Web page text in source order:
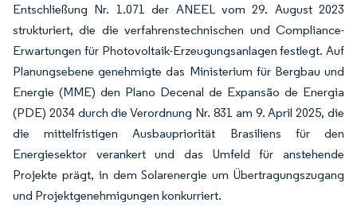
Entschließung Nr. 1.071 der ANEEL vom 29. August 2023
strukturiert, die die verfahrenstechnischen und Compliance-
Erwartungen für Photovoltaik-Erzeugungsanlagen festlegt. Auf
Planungsebene genehmigte das Ministerium für Bergbau und
Energie (MME) den Plano Decenal de Expansão de Energia
(PDE) 2034 durch die Verordnung Nr. 831 am 9. April 2025, die
die mittelfristigen Ausbaupriorität Brasiliens für den
Energiesektor verankert und das Umfeld für anstehende
Projekte prägt, in dem Solarenergie um Übertragungszugang
und Projektgenehmigungen konkurriert.